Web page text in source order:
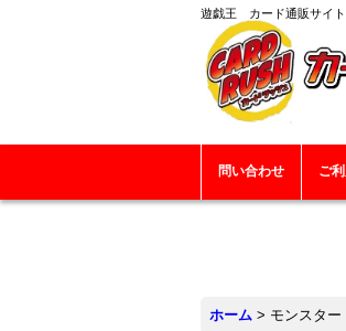
遊戯王 カード通販サイト
問い合わせ ご
ホーム > モンスター